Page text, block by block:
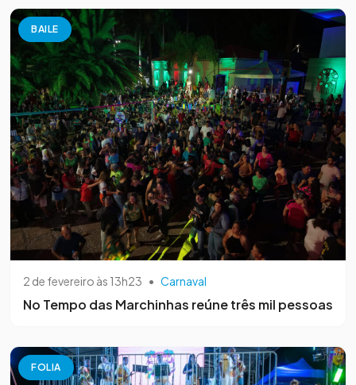
BAILE
2 de fevereiro às 13h23 • Carnaval
No Tempo das Marchinhas reúne três mil pessoas
FOLIA